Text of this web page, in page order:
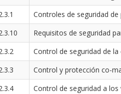
Controles de seguridad
Requisitos de seguridad
Control de seguridad de
Control y protección co-
Control de seguridad a los